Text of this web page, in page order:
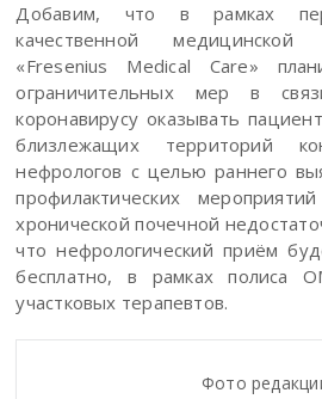
Добавим, что в рамках
качественной
«Fresenius Medical Care»
ограничительных мер в
коронавирусу оказывать
близлежащих территорий
нефрологов с целью раннего
профилактических
хронической почечной
что нефрологический приём
бесплатно, в рамках полиса
участковых терапевтов.
Фото